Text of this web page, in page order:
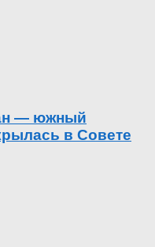
— южный
в Совете